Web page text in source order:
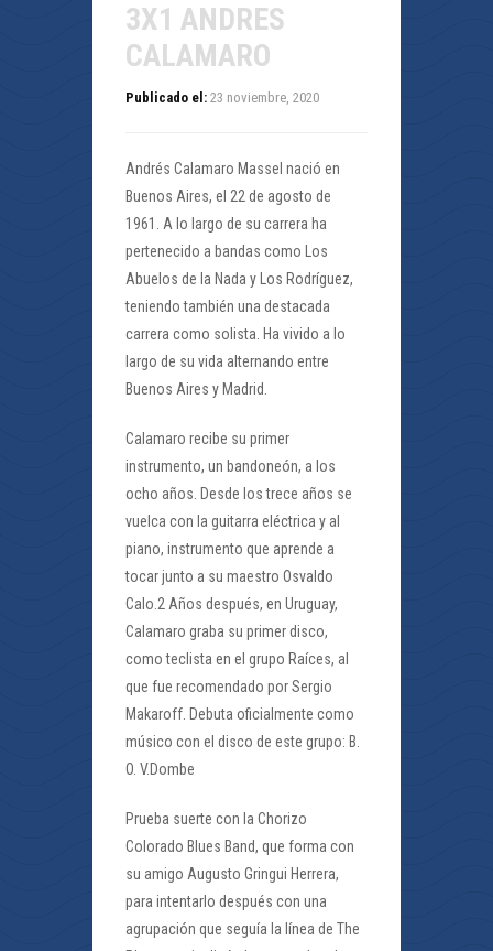
3X1 ANDRES
CALAMARO
Publicado el: 23 noviembre, 2020
Andrés Calamaro Massel nació en
Buenos Aires, el 22 de agosto de
1961. A lo largo de su carrera ha
pertenecido a bandas como Los
Abuelos de la Nada y Los Rodríguez,
teniendo también una destacada
carrera como solista. Ha vivido a lo
largo de su vida alternando entre
Buenos Aires y Madrid.
Calamaro recibe su primer
instrumento, un bandoneón, a los
ocho años. Desde los trece años se
vuelca con la guitarra eléctrica y al
piano, instrumento que aprende a
tocar junto a su maestro Osvaldo
Calo.2 Años después, en Uruguay,
Calamaro graba su primer disco,
como teclista en el grupo Raíces, al
que fue recomendado por Sergio
Makaroff. Debuta oficialmente como
músico con el disco de este grupo: B.
O. V.Dombe
Prueba suerte con la Chorizo
Colorado Blues Band, que forma con
su amigo Augusto Gringui Herrera,
para intentarlo después con una
agrupación que seguía la línea de The